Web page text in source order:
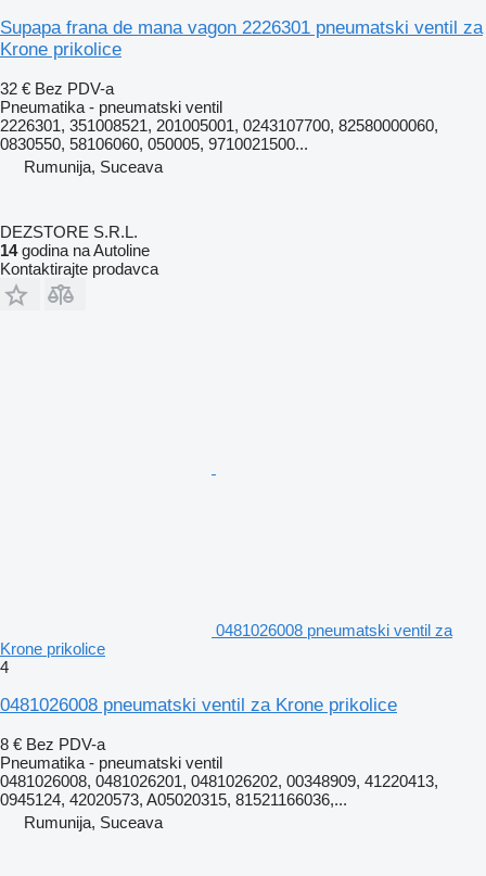
Supapa frana de mana vagon 2226301 pneumatski ventil za
Krone prikolice
32 € Bez PDV-a
Pneumatika - pneumatski ventil
2226301, 351008521, 201005001, 0243107700, 82580000060,
0830550, 58106060, 050005, 9710021500...
Rumunija, Suceava
DEZSTORE S.R.L.
14godina na Autoline
Kontaktirajte prodavca
0481026008 pneumatski ventil za
Krone prikolice
4
0481026008 pneumatski ventil za Krone prikolice
8 € Bez PDV-a
Pneumatika - pneumatski ventil
0481026008, 0481026201, 0481026202, 00348909, 41220413,
0945124, 42020573, A05020315, 81521166036,...
Rumunija, Suceava